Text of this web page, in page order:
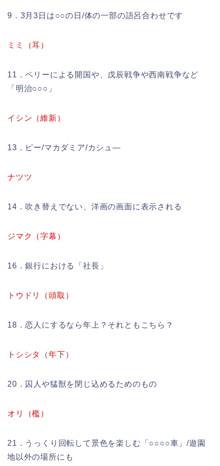
9．3月3日は○○の日/体の一部の語呂合わせです
ミミ（耳）
11．ペリーによる開国や、戊辰戦争や西南戦争など
「明治○○○」
イシン（維新）
13．ピー/マカダミア/カシュ―
ナツツ
14．吹き替えでない、洋画の画面に表示される
ジマク（字幕）
16．銀行における「社長」
トウドリ（頭取）
18．恋人にするなら年上？それともこちら？
トシシタ（年下）
20．囚人や猛獣を閉じ込めるためのもの
オリ（檻）
21．うっくり回転して景色を楽しむ「○○○○車」/遊園
地以外の場所にも